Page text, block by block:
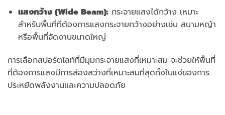
แสงกว้าง (Wide Beam):กระจายแสงได้กว้าง เหมาะ
สำหรับพื้นที่ที่ต้องการแสงกระจายกว้างอย่างเช่น สนามหญ้า
หรือพื้นที่จัดงานขนาดใหญ่
การเลือกสปอร์ตไลท์ที่มีมุมกระจายแสงที่เหมาะสม จะช่วยให้พื้นที่
ที่ต้องการแสงมีการส่องสว่างที่เหมาะสมที่สุดทั้งในแง่ของการ
ประหยัดพลังงานและความปลอดภัย